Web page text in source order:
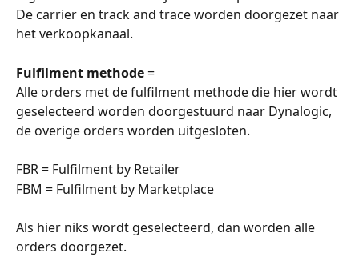
De carrier en track and trace worden doorgezet naar
het verkoopkanaal.
Fulfilment methode =
Alle orders met de fulfilment methode die hier wordt
geselecteerd worden doorgestuurd naar Dynalogic,
de overige orders worden uitgesloten.
FBR = Fulfilment by Retailer
FBM = Fulfilment by Marketplace
Als hier niks wordt geselecteerd, dan worden alle
orders doorgezet.